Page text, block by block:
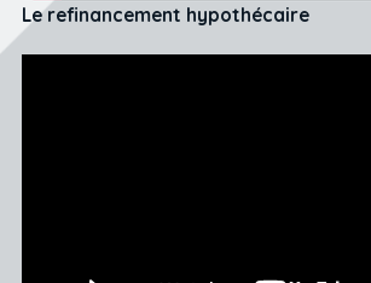
Le refinancement hypothécaire